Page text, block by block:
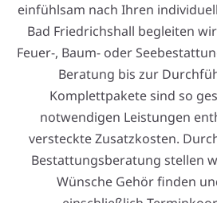
einfühlsam nach Ihren
Bad Friedrichshall begleiten
Feuer-, Baum- oder
Beratung bis zur
Komplettpakete sind so
notwendigen Leistungen
versteckte Zusatzkosten.
Bestattungsberatung stellen
Wünsche Gehör finden